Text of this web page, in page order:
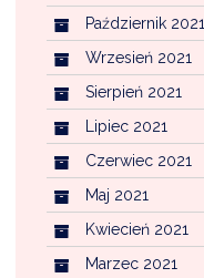
Październik 2021
Wrzesień 2021
Sierpień 2021
Lipiec 2021
Czerwiec 2021
Maj 2021
Kwiecień 2021
Marzec 2021